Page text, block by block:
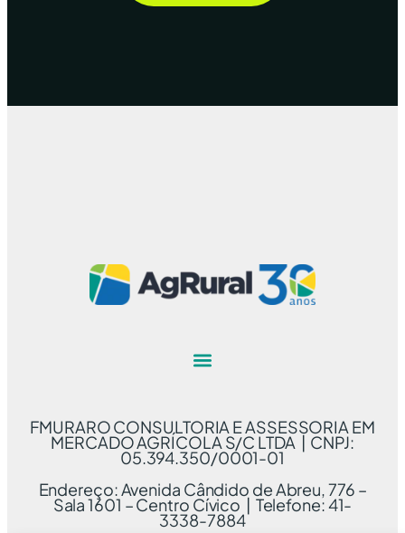
FMURARO CONSULTORIA E ASSESSORIA EM
MERCADO AGRÍCOLA S/C LTDA | CNPJ:
05.394.350/0001-01
Endereço: Avenida Cândido de Abreu, 776 –
Sala 1601 – Centro Cívico | Telefone: 41-
3338-7884